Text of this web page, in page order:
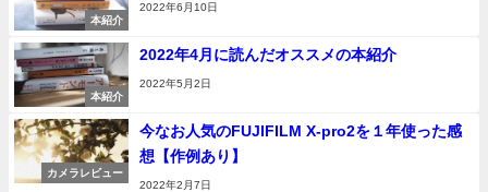
本紹介
2022年6月10日
本紹介
2022年4月に読んだオススメの本紹介
2022年5月2日
カメラレビュー
今なお人気のFUJIFILM X-pro2を１年使った感
想【作例あり】
2022年2月7日